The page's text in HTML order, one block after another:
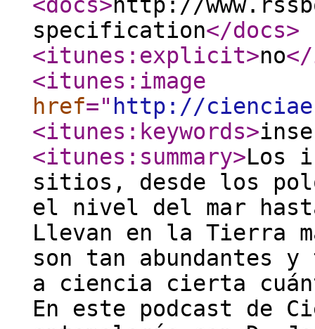
specification</docs>
<itunes:explicit>no
<itunes:image
href=" http://
<itunes:keywords>
<itunes:summary>Los
sitios, desde los
el nivel del mar
Llevan en la Tierra
son tan abundantes
a ciencia cierta
En este podcast de